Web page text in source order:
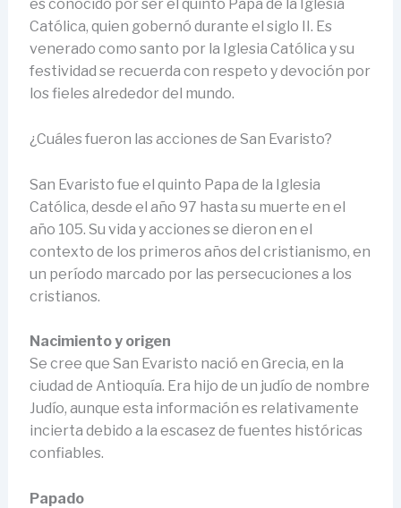
es conocido por ser el quinto Papa de la Iglesia
Católica, quien gobernó durante el siglo II. Es
venerado como santo por la Iglesia Católica y su
festividad se recuerda con respeto y devoción por
los fieles alrededor del mundo.
¿Cuáles fueron las acciones de San Evaristo?
San Evaristo fue el quinto Papa de la Iglesia
Católica, desde el año 97 hasta su muerte en el
año 105. Su vida y acciones se dieron en el
contexto de los primeros años del cristianismo, en
un período marcado por las persecuciones a los
cristianos.
Nacimiento y origen
Se cree que San Evaristo nació en Grecia, en la
ciudad de Antioquía. Era hijo de un judío de nombre
Judío, aunque esta información es relativamente
incierta debido a la escasez de fuentes históricas
confiables.
Papado